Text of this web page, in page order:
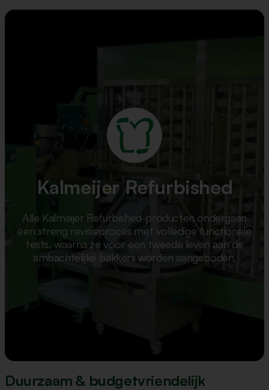
Kalmeijer Refurbished
Alle Kalmeijer Refurbished-producten ondergaan
een streng revisieproces met volledige functionele
tests, waarna ze voor een tweede leven aan de
ambachtelijke bakkers worden aangeboden.
Duurzaam & budgetvriendelijk